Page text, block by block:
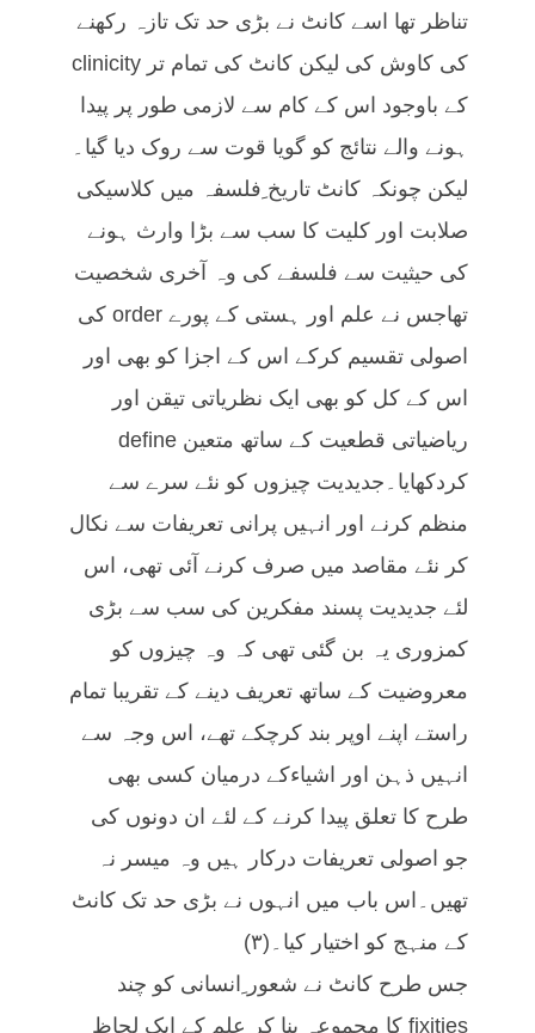
تناظر تھا اسے کانٹ نے بڑی حد تک تازہ رکھنے
کی کاوش کی لیکن کانٹ کی تمام تر clinicity
کے باوجود اس کے کام سے لازمی طور پر پیدا
ہونے والے نتائج کو گویا قوت سے روک دیا گیا۔
لیکن چونکہ کانٹ تاریخ ِفلسفہ میں کلاسیکی
صلابت اور کلیت کا سب سے بڑا وارث ہونے
کی حیثیت سے فلسفے کی وہ آخری شخصیت
تھاجس نے علم اور ہستی کے پورے order کی
اصولی تقسیم کرکے اس کے اجزا کو بھی اور
اس کے کل کو بھی ایک نظریاتی تیقن اور
ریاضیاتی قطعیت کے ساتھ متعین define
کردکھایا۔جدیدیت چیزوں کو نئے سرے سے
منظم کرنے اور انہیں پرانی تعریفات سے نکال
کر نئے مقاصد میں صرف کرنے آئی تھی، اس
لئے جدیدیت پسند مفکرین کی سب سے بڑی
کمزوری یہ بن گئی تھی کہ وہ چیزوں کو
معروضیت کے ساتھ تعریف دینے کے تقریبا تمام
راستے اپنے اوپر بند کرچکے تھے، اس وجہ سے
انہیں ذہن اور اشیاءکے درمیان کسی بھی
طرح کا تعلق پیدا کرنے کے لئے ان دونوں کی
جو اصولی تعریفات درکار ہیں وہ میسر نہ
تھیں۔اس باب میں انہوں نے بڑی حد تک کانٹ
کے منہج کو اختیار کیا۔(۳)
جس طرح کانٹ نے شعور ِانسانی کو چند
fixities کا مجموعہ بنا کر علم کے ایک لحاظ